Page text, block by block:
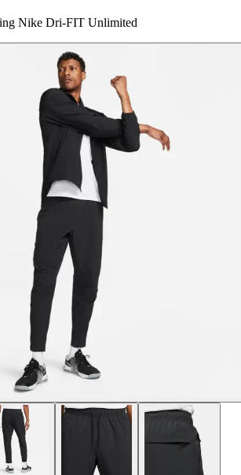
Nike Dri-FIT Unlimited